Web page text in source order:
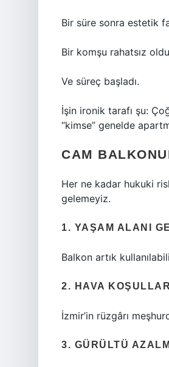
Bir süre sonra estetik
Bir komşu rahatsız oldu
Ve süreç başladı.
İşin ironik tarafı şu:
“kimse” genelde
CAM
Her ne kadar hukuki
gelemeyiz.
1. YAŞAM ALANI
Balkon artık
2. HAVA
İzmir’in rüzgârı
3. GÜRÜLTÜ